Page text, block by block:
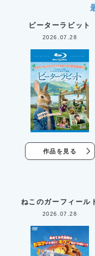
ピーターラビット
2026.07.28
作品を見る
ねこのガーフィール
2026.07.28